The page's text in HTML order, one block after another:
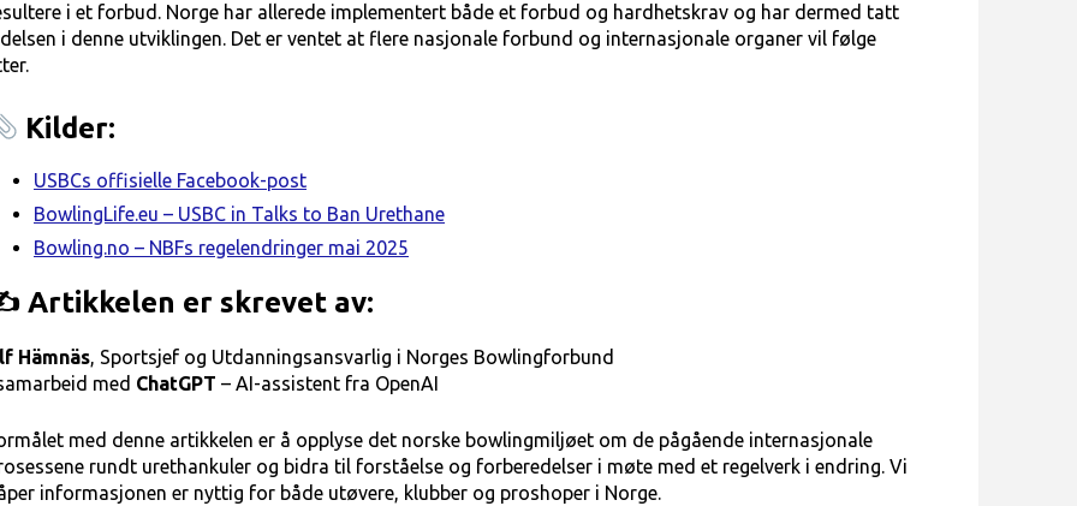
i et forbud. Norge har allerede implementert både et forbud og hardhetskrav og har dermed tatt
i denne utviklingen. Det er ventet at flere nasjonale forbund og internasjonale organer vil følge
Kilder:
USBCs offisielle Facebook-post
BowlingLife.eu – USBC in Talks to Ban Urethane
Bowling.no – NBFs regelendringer mai 2025
Artikkelen er skrevet av:
Hämnäs, Sportsjef og Utdanningsansvarlig i Norges Bowlingforbund
med ChatGPT – AI-assistent fra OpenAI
med denne artikkelen er å opplyse det norske bowlingmiljøet om de pågående internasjonale
rundt urethankuler og bidra til forståelse og forberedelser i møte med et regelverk i endring. Vi
informasjonen er nyttig for både utøvere, klubber og proshoper i Norge.